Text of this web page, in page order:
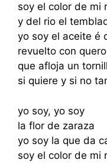
soy el color de mi
y del rio el
yo soy el aceite é
revuelto con
que afloja un
si quiere y si no
yo soy, yo soy
la flor de zaraza
yo soy la que da
soy el color de mi